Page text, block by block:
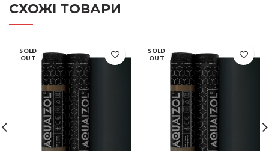
СХОЖІ ТОВАРИ
SOLD
OUT
SOLD
OUT